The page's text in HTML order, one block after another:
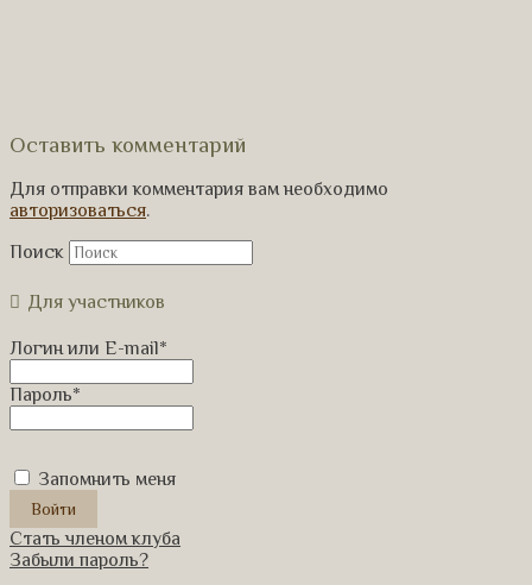
Оставить комментарий
Для отправки комментария вам необходимо
авторизоваться.
Поиск
Для участников
Логин или E-mail*
Пароль*
Запомнить меня
Стать членом клуба
Забыли пароль?